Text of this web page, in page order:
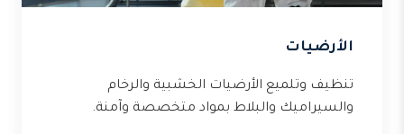
الأرضيات
تنظيف وتلميع الأرضيات الخشبية والرخام
والسيراميك والبلاط بمواد متخصصة وآمنة.